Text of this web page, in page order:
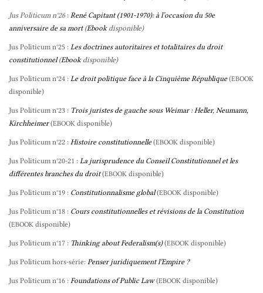
Jus Politicum n°26: René Capitant (1901-1970): à l’occasion du 50e
anniversaire de sa mort(Ebookdisponible)
Jus Politicum n°25 : Les doctrines autoritaires et totalitaires du droit
constitutionnel(Ebookdisponible)
Jus Politicum n°24 : Le droit politique face à la Cinquième République (EBOOK
disponible)
Jus Politicum n°23 : Trois juristes de gauche sous Weimar : Heller, Neumann,
Kirchheimer (EBOOK disponible)
Jus Politicum n°22 : Histoire constitutionnelle (EBOOK disponible)
Jus Politicum n°20-21 : La jurisprudence du Conseil Constitutionnel et les
différentes branches du droit (EBOOK disponible)
Jus Politicum n°19 : Constitutionnalisme global (EBOOK disponible)
Jus Politicum n°18 : Cours constitutionnelles et révisions de la Constitution
(EBOOK disponible)
Jus Politicum n°17 : Thinking about Federalism(s) (EBOOK disponible)
Jus Politicum hors-série: Penser juridiquement l’Empire ?
Jus Politicum n°16 : Foundations of Public Law (EBOOK disponible)